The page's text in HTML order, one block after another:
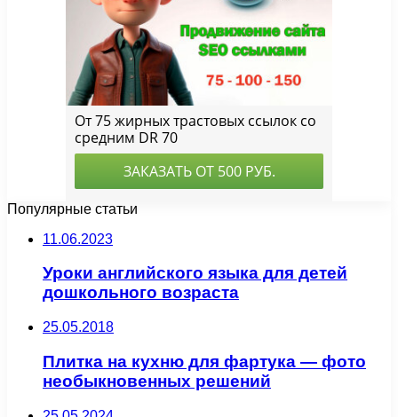
Популярные статьи
11.06.2023
Уроки английского языка для детей
дошкольного возраста
25.05.2018
Плитка на кухню для фартука — фото
необыкновенных решений